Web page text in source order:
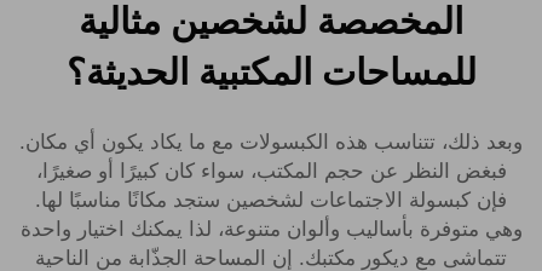
المخصصة لشخصين مثالية
للمساحات المكتبية الحديثة؟
وبعد ذلك، تتناسب هذه الكبسولات مع ما يكاد يكون أي مكان.
فبغض النظر عن حجم المكتب، سواء كان كبيرًا أو صغيرًا،
فإن كبسولة الاجتماعات لشخصين ستجد مكانًا مناسبًا لها.
وهي متوفرة بأساليب وألوان متنوعة، لذا يمكنك اختيار واحدة
تتماشى مع ديكور مكتبك. إن المساحة الجذّابة من الناحية